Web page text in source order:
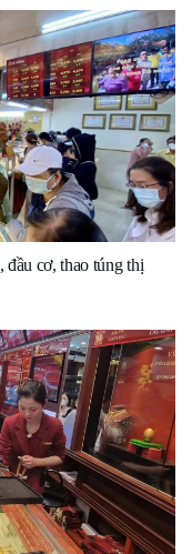
cơ, thao túng thị